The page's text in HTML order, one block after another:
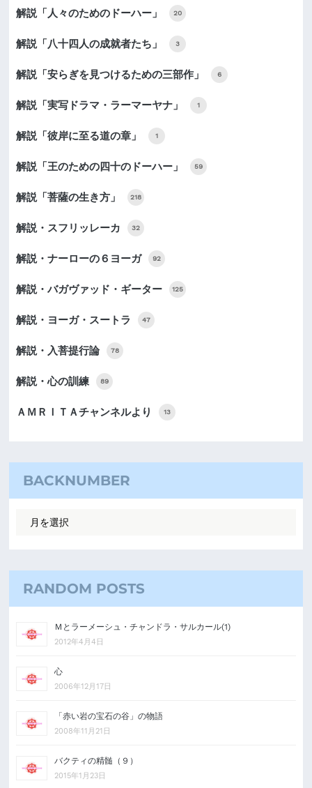
解説「人々のためのドーハー」 20
解説「八十四人の成就者たち」 3
解説「安らぎを見つけるための三部作」 6
解説「実写ドラマ・ラーマーヤナ」 1
解説「彼岸に至る道の章」 1
解説「王のための四十のドーハー」 59
解説「菩薩の生き方」 218
解説・スフリッレーカ 32
解説・ナーローの６ヨーガ 92
解説・バガヴァッド・ギーター 125
解説・ヨーガ・スートラ 47
解説・入菩提行論 78
解説・心の訓練 89
ＡＭＲＩＴＡチャンネルより 13
BACKNUMBER
RANDOM POSTS
Ｍとラーメーシュ・チャンドラ・サルカール(1)
2012年4月4日
心
2006年12月17日
「赤い岩の宝石の谷」の物語
2008年11月21日
バクティの精髄（９）
2015年1月23日